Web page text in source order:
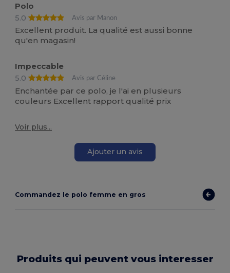
Polo
5.0
Avis par Manon
Excellent produit. La qualité est aussi bonne
qu'en magasin!
Impeccable
5.0
Avis par Céline
Enchantée par ce polo, je l'ai en plusieurs
couleurs Excellent rapport qualité prix
Voir plus...
Ajouter un avis
Commandez le polo femme en gros
Produits qui peuvent vous interesser